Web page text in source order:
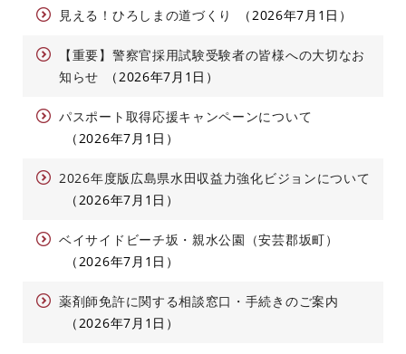
見える！ひろしまの道づくり 2026年7月1日
【重要】警察官採用試験受験者の皆様への大切なお
知らせ
2026年7月1日
パスポート取得応援キャンペーンについて
2026年7月1日
2026年度版広島県水田収益力強化ビジョンについて
2026年7月1日
ベイサイドビーチ坂・親水公園（安芸郡坂町）
2026年7月1日
薬剤師免許に関する相談窓口・手続きのご案内
2026年7月1日